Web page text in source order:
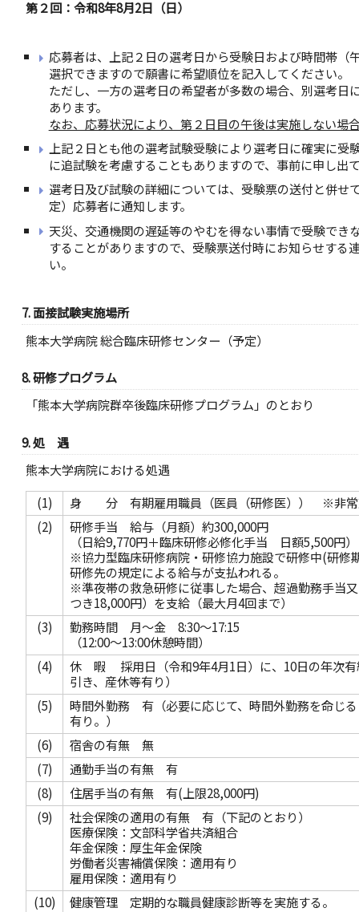
第２回：令和8年8月2日（日）
応募者は、上記２日の選考日から受験日および時間帯（
選択できますので願書に希望順位を記入してください。
ただし、一方の選考日の希望者が多数の場合、別選考日
あります。
なお、応募状況により、第２日目の午後は実施しない場
上記２日とも他の選考試験受験により選考日に確実に受
に追試験を考慮することもありますので、事前に申し出
選考日及び試験の詳細については、受験票の送付と併せ
定）応募者に通知します。
天災、交通機関の遅延等のやむを得ない事情で受験でき
することがありますので、受験票送付時にお知らせする
い。
7. 面接試験実施場所
熊本大学病院 総合臨床研修センター（予定）
8. 研修プログラム
「熊本大学病院群卒後臨床研修プログラム」のとおり
9. 処 遇
熊本大学病院における処遇
(1)
身 分 有期雇用職員（医員（研修医）） ※非
(2)
研修手当 給与（月額）約300,000円
（日給9,770円＋臨床研修必修化手当 日額5,500円）
※協力型臨床研修病院・研修協力施設で研修中(研修
研修先の規定による給与が支払われる。
※準夜帯の救急研修に従事した場合、超過勤務手当
つき18,000円）を支給（最大月4回まで）
(3)
勤務時間 月～金 8:30～17:15
（12:00～13:00休憩時間）
(4)
休 暇 採用日（令和9年4月1日）に、10日の年次有
引き、産休等有り）
(5)
時間外勤務 有（必要に応じて、時間外勤務を命じ
有り。）
(6)
宿舎の有無 無
(7)
通勤手当の有無 有
(8)
住居手当の有無 有(上限28,000円)
(9)
社会保険の適用の有無 有（下記のとおり）
医療保険：文部科学省共済組合
年金保険：厚生年金保険
労働者災害補償保険：適用有り
雇用保険：適用有り
(10)
健康管理 定期的な職員健康診断等を実施する。